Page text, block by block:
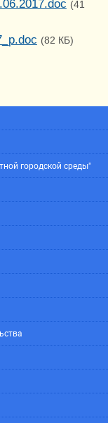
(41
(82 КБ)
городской среды"